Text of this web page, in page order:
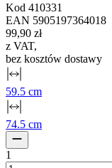
Kod 410331
EAN 5905197364018
99,90 zł
z VAT,
bez kosztów dostawy
59.5 cm
74.5 cm
1